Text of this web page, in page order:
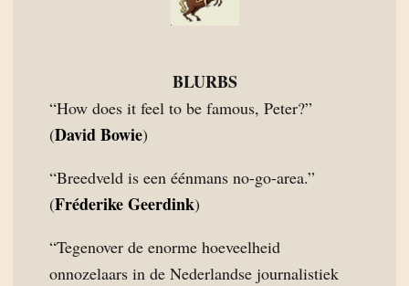
BLURBS
“How does it feel to be famous, Peter?”
(David Bowie)
“Breedveld is een éénmans no-go-area.”
(Fréderike Geerdink)
“Tegenover de enorme hoeveelheid
onnozelaars in de Nederlandse journalistiek